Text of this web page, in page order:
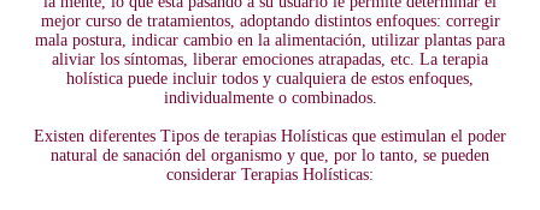
mejor curso de tratamientos, adoptando distintos enfoques: corregir
mala postura, indicar cambio en la alimentación, utilizar plantas para
aliviar los síntomas, liberar emociones atrapadas, etc. La terapia
holística puede incluir todos y cualquiera de estos enfoques,
individualmente o combinados.
Existen diferentes Tipos de terapias Holísticas que estimulan el poder
natural de sanación del organismo y que, por lo tanto, se pueden
considerar Terapias Holísticas: